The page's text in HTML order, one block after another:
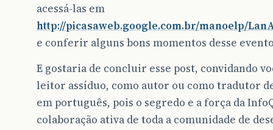
acessá-las em
http://picasaweb.google.com.br/manoelp/
e conferir alguns bons momentos desse
E gostaria de concluir esse post, convidando
leitor assíduo, como autor ou como tradutor
em português, pois o segredo e a força da
colaboração ativa de toda a comunidade de